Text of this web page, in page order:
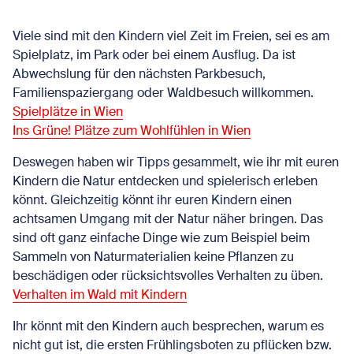
Viele sind mit den Kindern viel Zeit im Freien, sei es am
Spielplatz, im Park oder bei einem Ausflug. Da ist
Abwechslung für den nächsten Parkbesuch,
Familienspaziergang oder Waldbesuch willkommen.
Spielplätze in Wien
Ins Grüne! Plätze zum Wohlfühlen in Wien
Deswegen haben wir Tipps gesammelt, wie ihr mit euren
Kindern die Natur entdecken und spielerisch erleben
könnt. Gleichzeitig könnt ihr euren Kindern einen
achtsamen Umgang mit der Natur näher bringen. Das
sind oft ganz einfache Dinge wie zum Beispiel beim
Sammeln von Naturmaterialien keine Pflanzen zu
beschädigen oder rücksichtsvolles Verhalten zu üben.
Verhalten im Wald mit Kindern
Ihr könnt mit den Kindern auch besprechen, warum es
nicht gut ist, die ersten Frühlingsboten zu pflücken bzw.